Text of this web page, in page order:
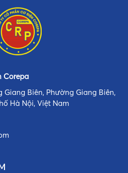
Corepa
Giang Biên, Phường Giang Biên,
Hà Nội, Việt Nam